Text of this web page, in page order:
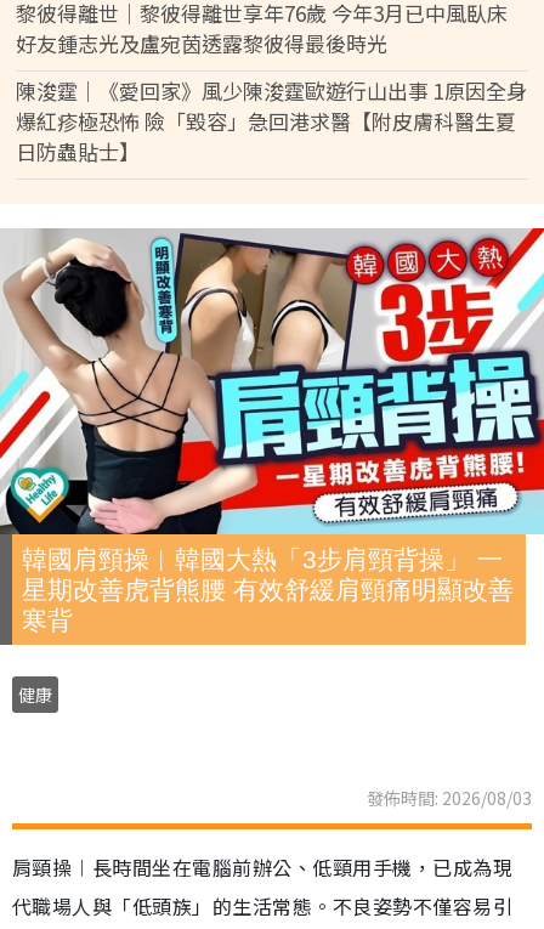
黎彼得離世｜黎彼得離世享年76歲 今年3月已中風臥床
好友鍾志光及盧宛茵透露黎彼得最後時光
陳浚霆｜《愛回家》風少陳浚霆歐遊行山出事 1原因全身
爆紅疹極恐怖 險「毀容」急回港求醫【附皮膚科醫生夏
日防蟲貼士】
韓國肩頸操︱韓國大熱「3步肩頸背操」 一
星期改善虎背熊腰 有效舒緩肩頸痛明顯改善
寒背
健康
發佈時間: 2026/08/03
肩頸操︱長時間坐在電腦前辦公、低頸用手機，已成為現
代職場人與「低頭族」的生活常態。不良姿勢不僅容易引